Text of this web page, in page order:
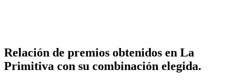
Relación de premios obtenidos en La
Primitiva con su combinación elegida.